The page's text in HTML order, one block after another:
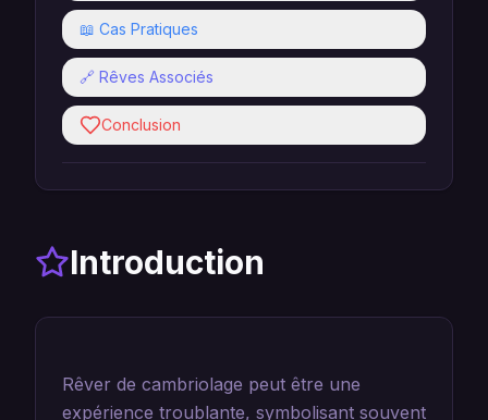
📖 Cas Pratiques
🔗 Rêves Associés
Conclusion
Introduction
Rêver de cambriolage peut être une
expérience troublante, symbolisant souvent